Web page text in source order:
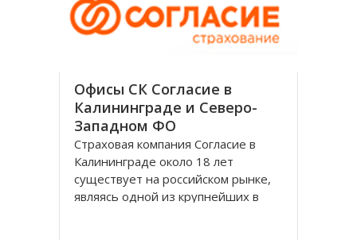
страховую группу
Офисы СК Согласие в
Калининграде и Северо-
Западном ФО
Страховая компания Согласие в
Калининграде около 18 лет
существует на российском рынке,
являясь одной из крупнейших в